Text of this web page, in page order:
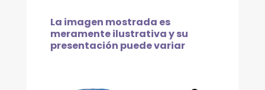
cantidad
La imagen mostrada es
meramente ilustrativa y su
presentación puede variar